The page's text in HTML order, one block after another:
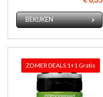
BEKIJKEN
ZOMER DEALS 1+1 Gratis